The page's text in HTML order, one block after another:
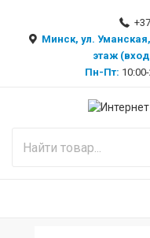
Минск, ул.
этаж
Пн-Пт: